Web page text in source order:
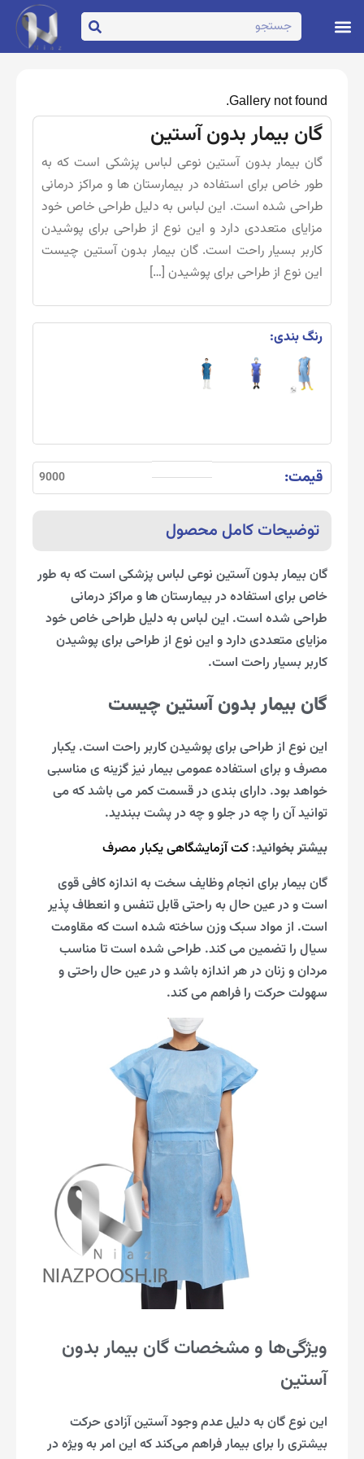
Gallery not found.
گان بیمار بدون آستین
گان بیمار بدون آستین نوعی لباس پزشکی است که به
طور خاص برای استفاده در بیمارستان‌ ها و مراکز درمانی
طراحی شده است. این لباس به دلیل طراحی خاص خود
مزایای متعددی دارد و این نوع از طراحی برای پوشیدن
کاربر بسیار راحت است. گان بیمار بدون آستین چیست
این نوع از طراحی برای پوشیدن […]
رنگ بندی:
قیمت: 9000
توضیحات کامل محصول
گان بیمار بدون آستین نوعی لباس پزشکی است که به طور
خاص برای استفاده در بیمارستان‌ ها و مراکز درمانی
طراحی شده است. این لباس به دلیل طراحی خاص خود
مزایای متعددی دارد و این نوع از طراحی برای پوشیدن
کاربر بسیار راحت است.
گان بیمار بدون آستین چیست
این نوع از طراحی برای پوشیدن کاربر راحت است. یکبار
مصرف و برای استفاده عمومی بیمار نیز گزینه ی مناسبی
خواهد بود. دارای بندی در قسمت کمر می باشد که می
توانید آن را چه در جلو و چه در پشت ببندید.
بیشتر بخوانید: کت آزمایشگاهی یکبار مصرف
گان بیمار برای انجام وظایف سخت به اندازه کافی قوی
است و در عین حال به راحتی قابل تنفس و انعطاف پذیر
است. از مواد سبک وزن ساخته شده است که مقاومت
سیال را تضمین می کند. طراحی شده است تا مناسب
مردان و زنان در هر اندازه باشد و در عین حال راحتی و
سهولت حرکت را فراهم می کند.
ویژگی‌ها و مشخصات گان بیمار بدون
آستین
این نوع گان به دلیل عدم وجود آستین آزادی حرکت
بیشتری را برای بیمار فراهم می‌کند که این امر به ویژه در